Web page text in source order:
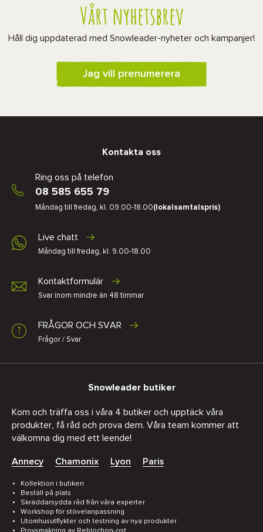
Vårt nyhetsbrev
Håll dig uppdaterad med Snowleader-nyheter och kampanjer!
Jag vill prenumerera
Kontakta oss
Ring oss på telefon
08 585 655 79
Måndag till fredag, kl. 09.00-18.00(lokalsamtalspris)
Live chatt
Måndag till fredag, kl. 9.00-18.00
Kontaktformulär
Svar inom mindre än 48 timmar
FRÅGOR OCH SVAR
Frågor / Svar
Snowleader butiker
Kom och träffa oss i våra 4 butiker och upptäck våra
produkter, få råd och prova dem. Våra team kommer att
välkomna dig med ett leende!
Annecy Chamonix Lyon Paris
Kollektion i butiken
Beställ på plats
Skräddarsydda råd från våra experter
Workshop för stövelanpassning
Utomhusutflykter och testning av nya produkter